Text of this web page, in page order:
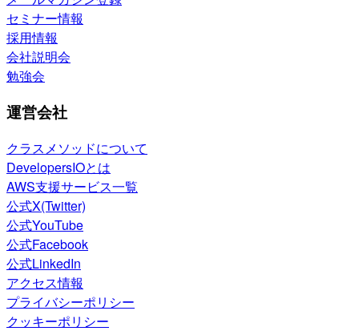
セミナー情報
採用情報
会社説明会
勉強会
運営会社
クラスメソッドについて
DevelopersIOとは
AWS支援サービス一覧
公式X(Twitter)
公式YouTube
公式Facebook
公式LinkedIn
アクセス情報
プライバシーポリシー
クッキーポリシー